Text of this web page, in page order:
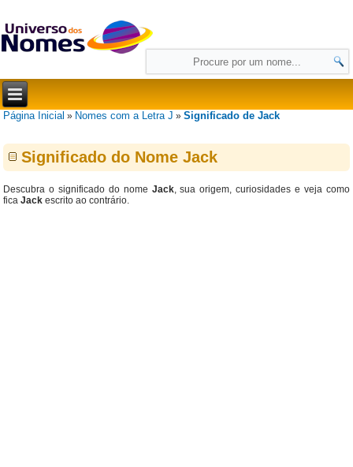
Página Inicial » Nomes com a Letra J »Significado de Jack
Significado do Nome Jack
Descubra o significado do nome Jack, sua origem, curiosidades e veja como
ficaJack escrito ao contrário.